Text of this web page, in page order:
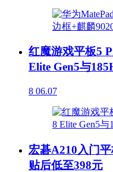
红魔游戏平板5
Elite Gen5与
8 06.07
宏碁A210入门
贴后低至398元